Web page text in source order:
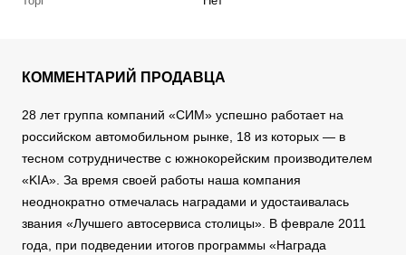
КОММЕНТАРИЙ ПРОДАВЦА
28 лет группа компаний «СИМ» успешно работает на
российском автомобильном рынке, 18 из которых — в
тесном сотрудничестве с южнокорейским производителем
«KIA». За время своей работы наша компания
неоднократно отмечалась наградами и удостаивалась
звания «Лучшего автосервиса столицы». В феврале 2011
года, при подведении итогов программы «Награда